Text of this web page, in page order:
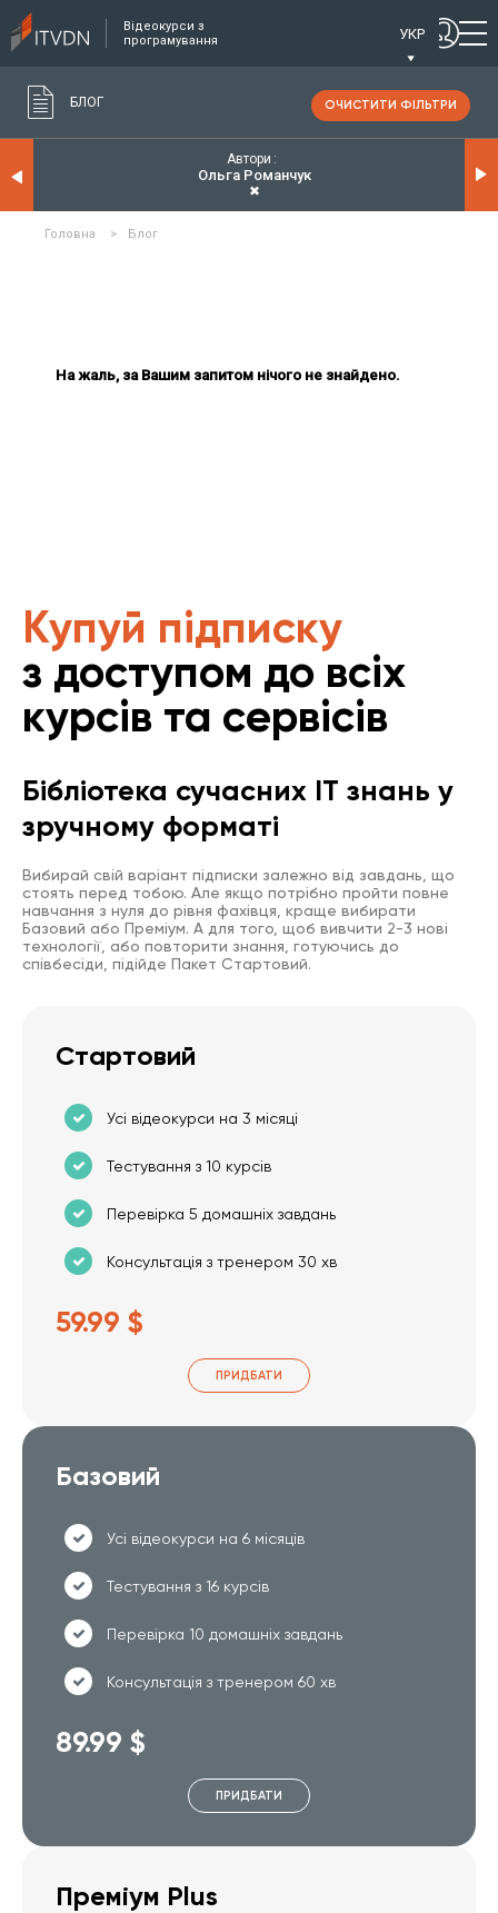
Відеокурси з
програмування
УКР
БЛОГ ОЧИСТИТИ ФІЛЬТРИ
Автори
Ольга Романчук
✖
Головна > Блог
На жаль, за Вашим запитом нічого не знайдено.
Купуй підписку
з доступом до всіх
курсів та сервісів
Бібліотека сучасних IT знань у
зручному форматі
Вибирай свій варіант підписки залежно від завдань, що
стоять перед тобою. Але якщо потрібно пройти повне
навчання з нуля до рівня фахівця, краще вибирати
Базовий або Преміум. А для того, щоб вивчити 2-3 нові
технології, або повторити знання, готуючись до
співбесіди, підійде Пакет Стартовий.
Стартовий
Усі відеокурси на 3 місяці
Тестування з 10 курсів
Перевірка 5 домашніх завдань
Консультація з тренером 30 хв
59.99 $
ПРИДБАТИ
Базовий
Усі відеокурси на 6 місяців
Тестування з 16 курсів
Перевірка 10 домашніх завдань
Консультація з тренером 60 хв
89.99 $
ПРИДБАТИ
Преміум Plus